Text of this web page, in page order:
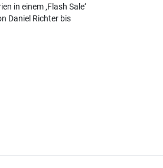
in einem Flash Sale
Daniel Richter bis